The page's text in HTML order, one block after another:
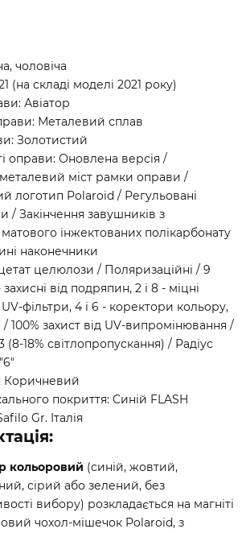
чоловіча
(на складі моделі 2021 року)
Авіатор
Металевий сплав
Золотистий
оправи: Оновлена версія /
міст рамки оправи /
логотип Polaroid / Регульовані
/ Закінчення завушників з
інжектованих полікарбонату
наконечники
целюлози / Поляризаційні / 9
захисні від подряпин, 2 і 8 - міцні
фільтри, 4 і 6 - коректори кольору,
100% захист від UV-випромінювання /
(8-18% світлопропускання) / Радіус
Коричневий
покриття: Синій FLASH
Gr. Італія
кольоровий (синій, жовтий,
сірий або зелений, без
вибору) розкладається на магніті
чохол-мішечок Polaroid, з